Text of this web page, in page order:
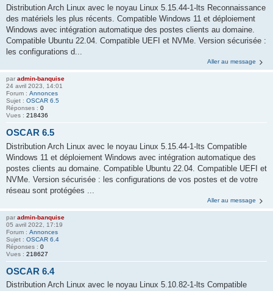
Distribution Arch Linux avec le noyau Linux 5.15.44-1-lts Reconnaissance
des matériels les plus récents. Compatible Windows 11 et déploiement
Windows avec intégration automatique des postes clients au domaine.
Compatible Ubuntu 22.04. Compatible UEFI et NVMe. Version sécurisée :
les configurations d...
Aller au message
par admin-banquise
24 avril 2023, 14:01
Forum : Annonces
Sujet : OSCAR 6.5
Réponses : 0
Vues : 218436
OSCAR 6.5
Distribution Arch Linux avec le noyau Linux 5.15.44-1-lts Compatible
Windows 11 et déploiement Windows avec intégration automatique des
postes clients au domaine. Compatible Ubuntu 22.04. Compatible UEFI et
NVMe. Version sécurisée : les configurations de vos postes et de votre
réseau sont protégées ...
Aller au message
par admin-banquise
05 avril 2022, 17:19
Forum : Annonces
Sujet : OSCAR 6.4
Réponses : 0
Vues : 218627
OSCAR 6.4
Distribution Arch Linux avec le noyau Linux 5.10.82-1-lts Compatible